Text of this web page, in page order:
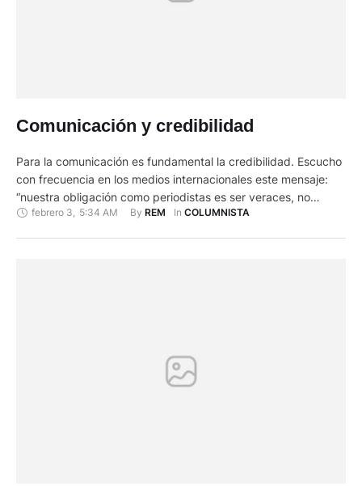
Comunicación y credibilidad
Para la comunicación es fundamental la credibilidad. Escucho
con frecuencia en los medios internacionales este mensaje:
“nuestra obligación como periodistas es ser veraces, no
neutrales”. Por otra parte los diecisiete accionistas del
febrero 3 5:34 AM By REM In COLUMNISTA